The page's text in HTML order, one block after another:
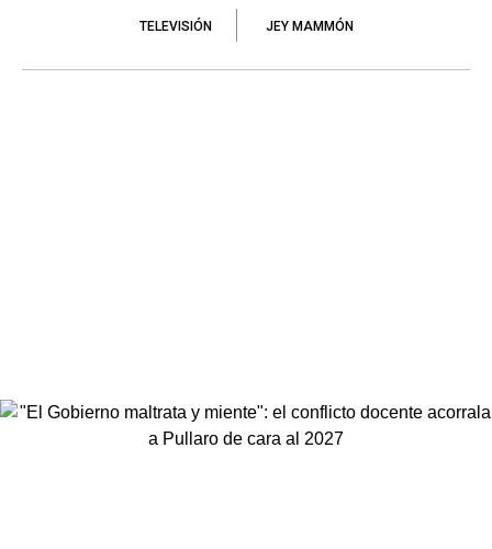
TELEVISIÓN JEY MAMMÓN